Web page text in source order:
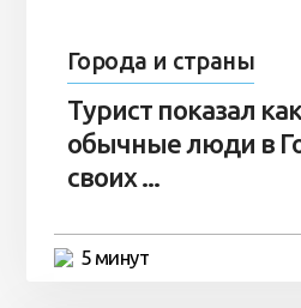
Города и страны
Турист показал
обычные люди в
своих ...
5 минут